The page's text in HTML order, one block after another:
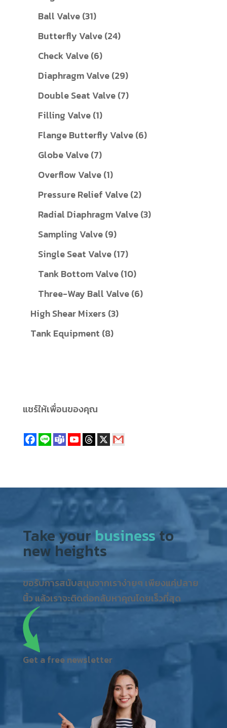
Ball Valve 3131
สินค้า
Butterfly Valve 2424
Check Valve 66
สินค้า
Diaphragm Valve 2929
สินค้า
Double Seat Valve 77
Filling Valve 11
สินค้า
Flange Butterfly Valve 66
Globe Valve 77
สินค้า
Overflow Valve 11
สินค้า
Pressure Relief Valve 22
สินค้า
Radial Diaphragm Valve 33
Sampling Valve 99
สินค้า
Single Seat Valve 1717
สินค้า
Tank Bottom Valve 1010
สินค้า
Three-Way Ball Valve 66
High Shear Mixers 33
Tank Equipment 88
แชร์ให้เพื่อนของคุณ
Take your businessto
new heights
ขอรับการสนับสนุนจากเราง่ายๆ เพียงแค่ปลาย
นิ้ว แล้วเราจะติดต่อกลับหาคุณโดยเร็วที่สุด
Get a free newsletter